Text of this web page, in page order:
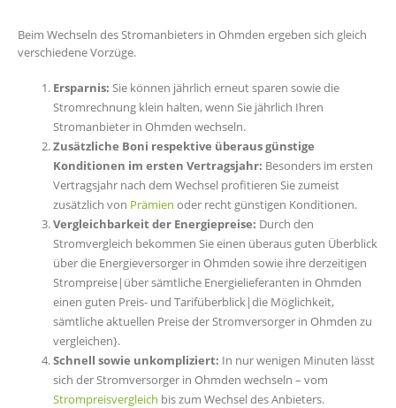
Beim Wechseln des Stromanbieters in Ohmden ergeben sich gleich
verschiedene Vorzüge.
Ersparnis: Sie können jährlich erneut sparen sowie die
Stromrechnung klein halten, wenn Sie jährlich Ihren
Stromanbieter in Ohmden wechseln.
Zusätzliche Boni respektive überaus günstige
Konditionen im ersten Vertragsjahr: Besonders im ersten
Vertragsjahr nach dem Wechsel profitieren Sie zumeist
zusätzlich von Prämien oder recht günstigen Konditionen.
Vergleichbarkeit der Energiepreise: Durch den
Stromvergleich bekommen Sie einen überaus guten Überblick
über die Energieversorger in Ohmden sowie ihre derzeitigen
Strompreise|über sämtliche Energielieferanten in Ohmden
einen guten Preis- und Tarifüberblick|die Möglichkeit,
sämtliche aktuellen Preise der Stromversorger in Ohmden zu
vergleichen}.
Schnell sowie unkompliziert: In nur wenigen Minuten lässt
sich der Stromversorger in Ohmden wechseln – vom
Strompreisvergleich bis zum Wechsel des Anbieters.